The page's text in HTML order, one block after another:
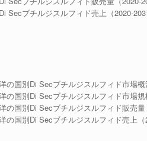
Secブチルジスルフィド売上（2020-
の国別Di Secブチルジスルフィド市場概
の国別Di Secブチルジスルフィド市場
の国別Di Secブチルジスルフィド販売量
の国別Di Secブチルジスルフィド売上（